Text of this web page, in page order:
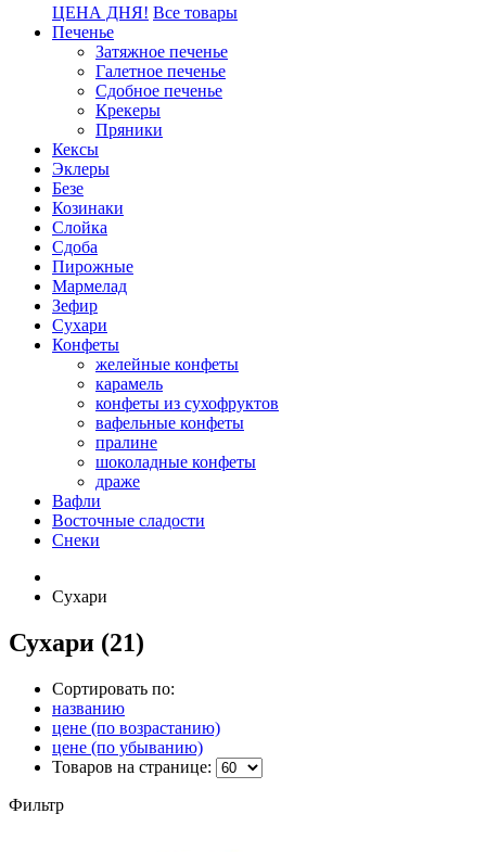
ЦЕНА ДНЯ! Все товары
Печенье
Затяжное печенье
Галетное печенье
Сдобное печенье
Крекеры
Пряники
Кексы
Эклеры
Безе
Козинаки
Слойка
Сдоба
Пирожные
Мармелад
Зефир
Сухари
Конфеты
желейные конфеты
карамель
конфеты из сухофруктов
вафельные конфеты
пралине
шоколадные конфеты
драже
Вафли
Восточные сладости
Снеки
Сухари
Сухари (21)
Сортировать по:
названию
цене (по возрастанию)
цене (по убыванию)
Товаров на странице:
Фильтр